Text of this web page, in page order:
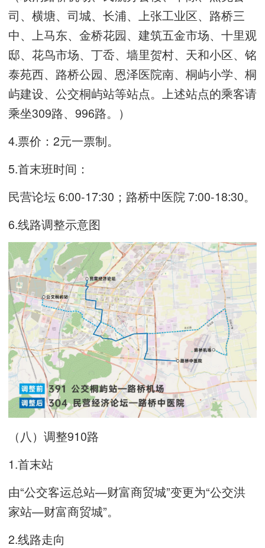
司、横塘、司城、长浦、上张工业区、路桥三
中、上马东、金桥花园、建筑五金市场、十里观
邸、花鸟市场、丁岙、墙里贺村、天和小区、铭
泰苑西、路桥公园、恩泽医院南、桐屿小学、桐
屿建设、公交桐屿站等站点。上述站点的乘客请
乘坐309路、996路。）
4.票价：2元一票制。
5.首末班时间：
民营论坛 6:00-17:30；路桥中医院 7:00-18:30。
6.线路调整示意图
（八）调整910路
1.首末站
由“公交客运总站—财富商贸城”变更为“公交洪
家站—财富商贸城”。
2.线路走向